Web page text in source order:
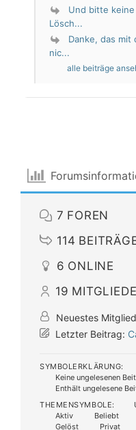
Und bitte
Lösch...
Danke, das mit
nic...
alle beiträge
7 FOREN
114
6 ONLINE
19
Neuestes
Letzter Beitrag:
SYMBOLERKLÄRUNG:
Keine ungelesenen
Enthält ungelesene
THEMENSYMBOLE:
Aktiv
Beliebt
Gelöst
Privat